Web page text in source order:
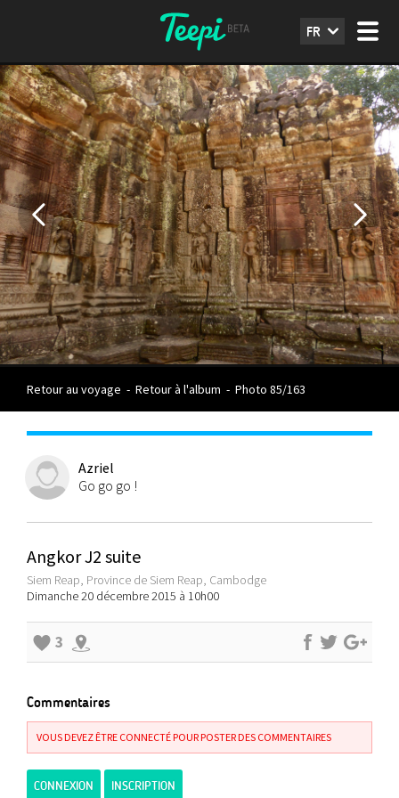
FR
Retour au voyage - Retour à l'album - Photo 85/163
Azriel
Go go go !
Angkor J2 suite
Siem Reap, Province de Siem Reap, Cambodge
Dimanche 20 décembre 2015 à 10h00
3
Commentaires
VOUS DEVEZ ÊTRE CONNECTÉ POUR POSTER DES COMMENTAIRES
CONNEXION INSCRIPTION